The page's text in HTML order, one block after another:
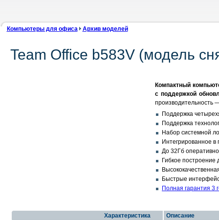
Компьютеры для офиса Архив моделей
Team Office b583V (модель
Компактный
с поддержкой
производительность
Поддержка
Поддержка
Набор системной
Интегрированное
До 32Гб
Гибкое построение
Быстрые
Полная гарантия 3
Характеристика Описание